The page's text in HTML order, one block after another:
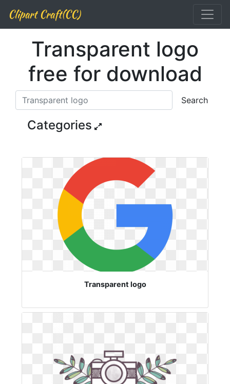
Clipart Craft(CC)
Transparent logo
free for download
Search
Categories
Transparent logo